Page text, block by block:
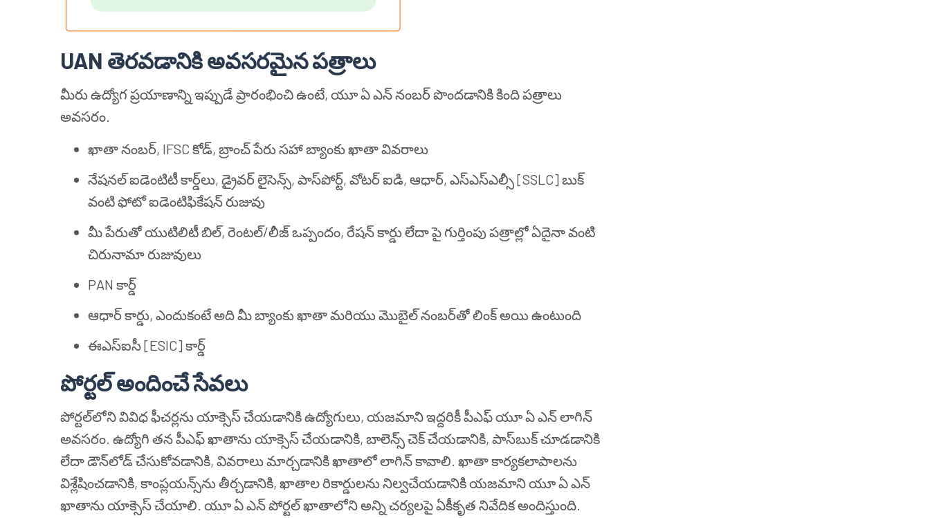
UAN తెరవడానికి అవసరమైన పత్రాలు
మీరు ఉద్యోగ ప్రయాణాన్ని ఇప్పుడే ప్రారంభించి ఉంటే, యూ ఏ ఎన్ నంబర్ పొందడానికి కింది పత్రాలు
అవసరం.
ఖాతా నంబర్, IFSC కోడ్, బ్రాంచ్ పేరు సహా బ్యాంకు ఖాతా వివరాలు
నేషనల్ ఐడెంటిటీ కార్డ్‌లు, డ్రైవర్ లైసెన్స్, పాస్‌పోర్ట్, వోటర్ ఐడి, ఆధార్, ఎస్ఎస్ఎల్సీ [SSLC] బుక్
వంటి ఫోటో ఐడెంటిఫికేషన్ రుజువు
మీ పేరుతో యుటిలిటీ బిల్, రెంటల్/లీజ్ ఒప్పందం, రేషన్ కార్డు లేదా పై గుర్తింపు పత్రాల్లో ఏదైనా వంటి
చిరునామా రుజువులు
PAN కార్డ్
ఆధార్ కార్డు, ఎందుకంటే అది మీ బ్యాంకు ఖాతా మరియు మొబైల్ నంబర్‌తో లింక్ అయి ఉంటుంది
ఈఎస్ఐసీ [ESIC] కార్డ్
పోర్టల్ అందించే సేవలు
పోర్టల్‌లోని వివిధ ఫీచర్లను యాక్సెస్ చేయడానికి ఉద్యోగులు, యజమానిఇద్దరికీ పీఎఫ్ యూ ఏ ఎన్ లాగిన్
అవసరం. ఉద్యోగి తన పీఎఫ్ ఖాతాను యాక్సెస్ చేయడానికి, బాలెన్స్ చెక్ చేయడానికి, పాస్‌బుక్ చూడడానికి
లేదా డౌన్‌లోడ్ చేసుకోవడానికి, వివరాలు మార్చడానికి ఖాతాలో లాగిన్ కావాలి. ఖాతా కార్యకలాపాలను
విశ్లేషించడానికి, కాంప్లయన్స్‌ను తీర్చడానికి, ఖాతాల రికార్డులను నిల్వచేయడానికియజమానియూ ఏ ఎన్
ఖాతాను యాక్సెస్ చేయాలి. యూ ఏ ఎన్ పోర్టల్ ఖాతాలోని అన్ని చర్యలపై ఏకీకృత నివేదిక అందిస్తుంది.